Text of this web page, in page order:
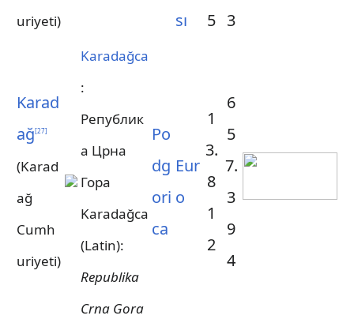
uriyeti)
sı
5 3
Karad
ağ[27]
(Karad
ağ
Cumh
uriyeti)
Karadağca
:
Републик
а Црна
Гора
Karadağca
(Latin):
Republika
Crna Gora
Po
dg
ori
ca
Eur
o
1
3.
8
1
2
6
5
7.
3
9
4